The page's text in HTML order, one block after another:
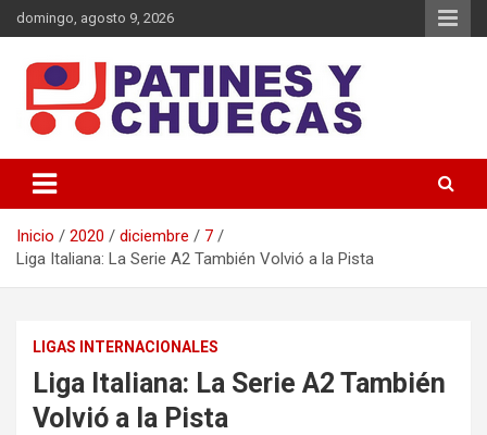
Saltar
al
domingo, agosto 9, 2026
Patines y Chuecas
Inicio 2020 diciembre
7
Liga Italiana: La Serie A2 También Volvió a la Pista
LIGAS INTERNACIONALES
Liga Italiana: La Serie A2 También
Volvió a la Pista